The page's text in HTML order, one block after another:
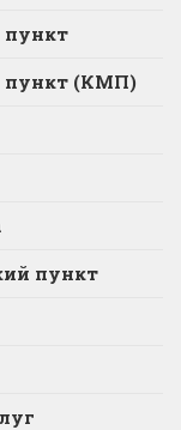
пункт
пункт (КМП)
пункт